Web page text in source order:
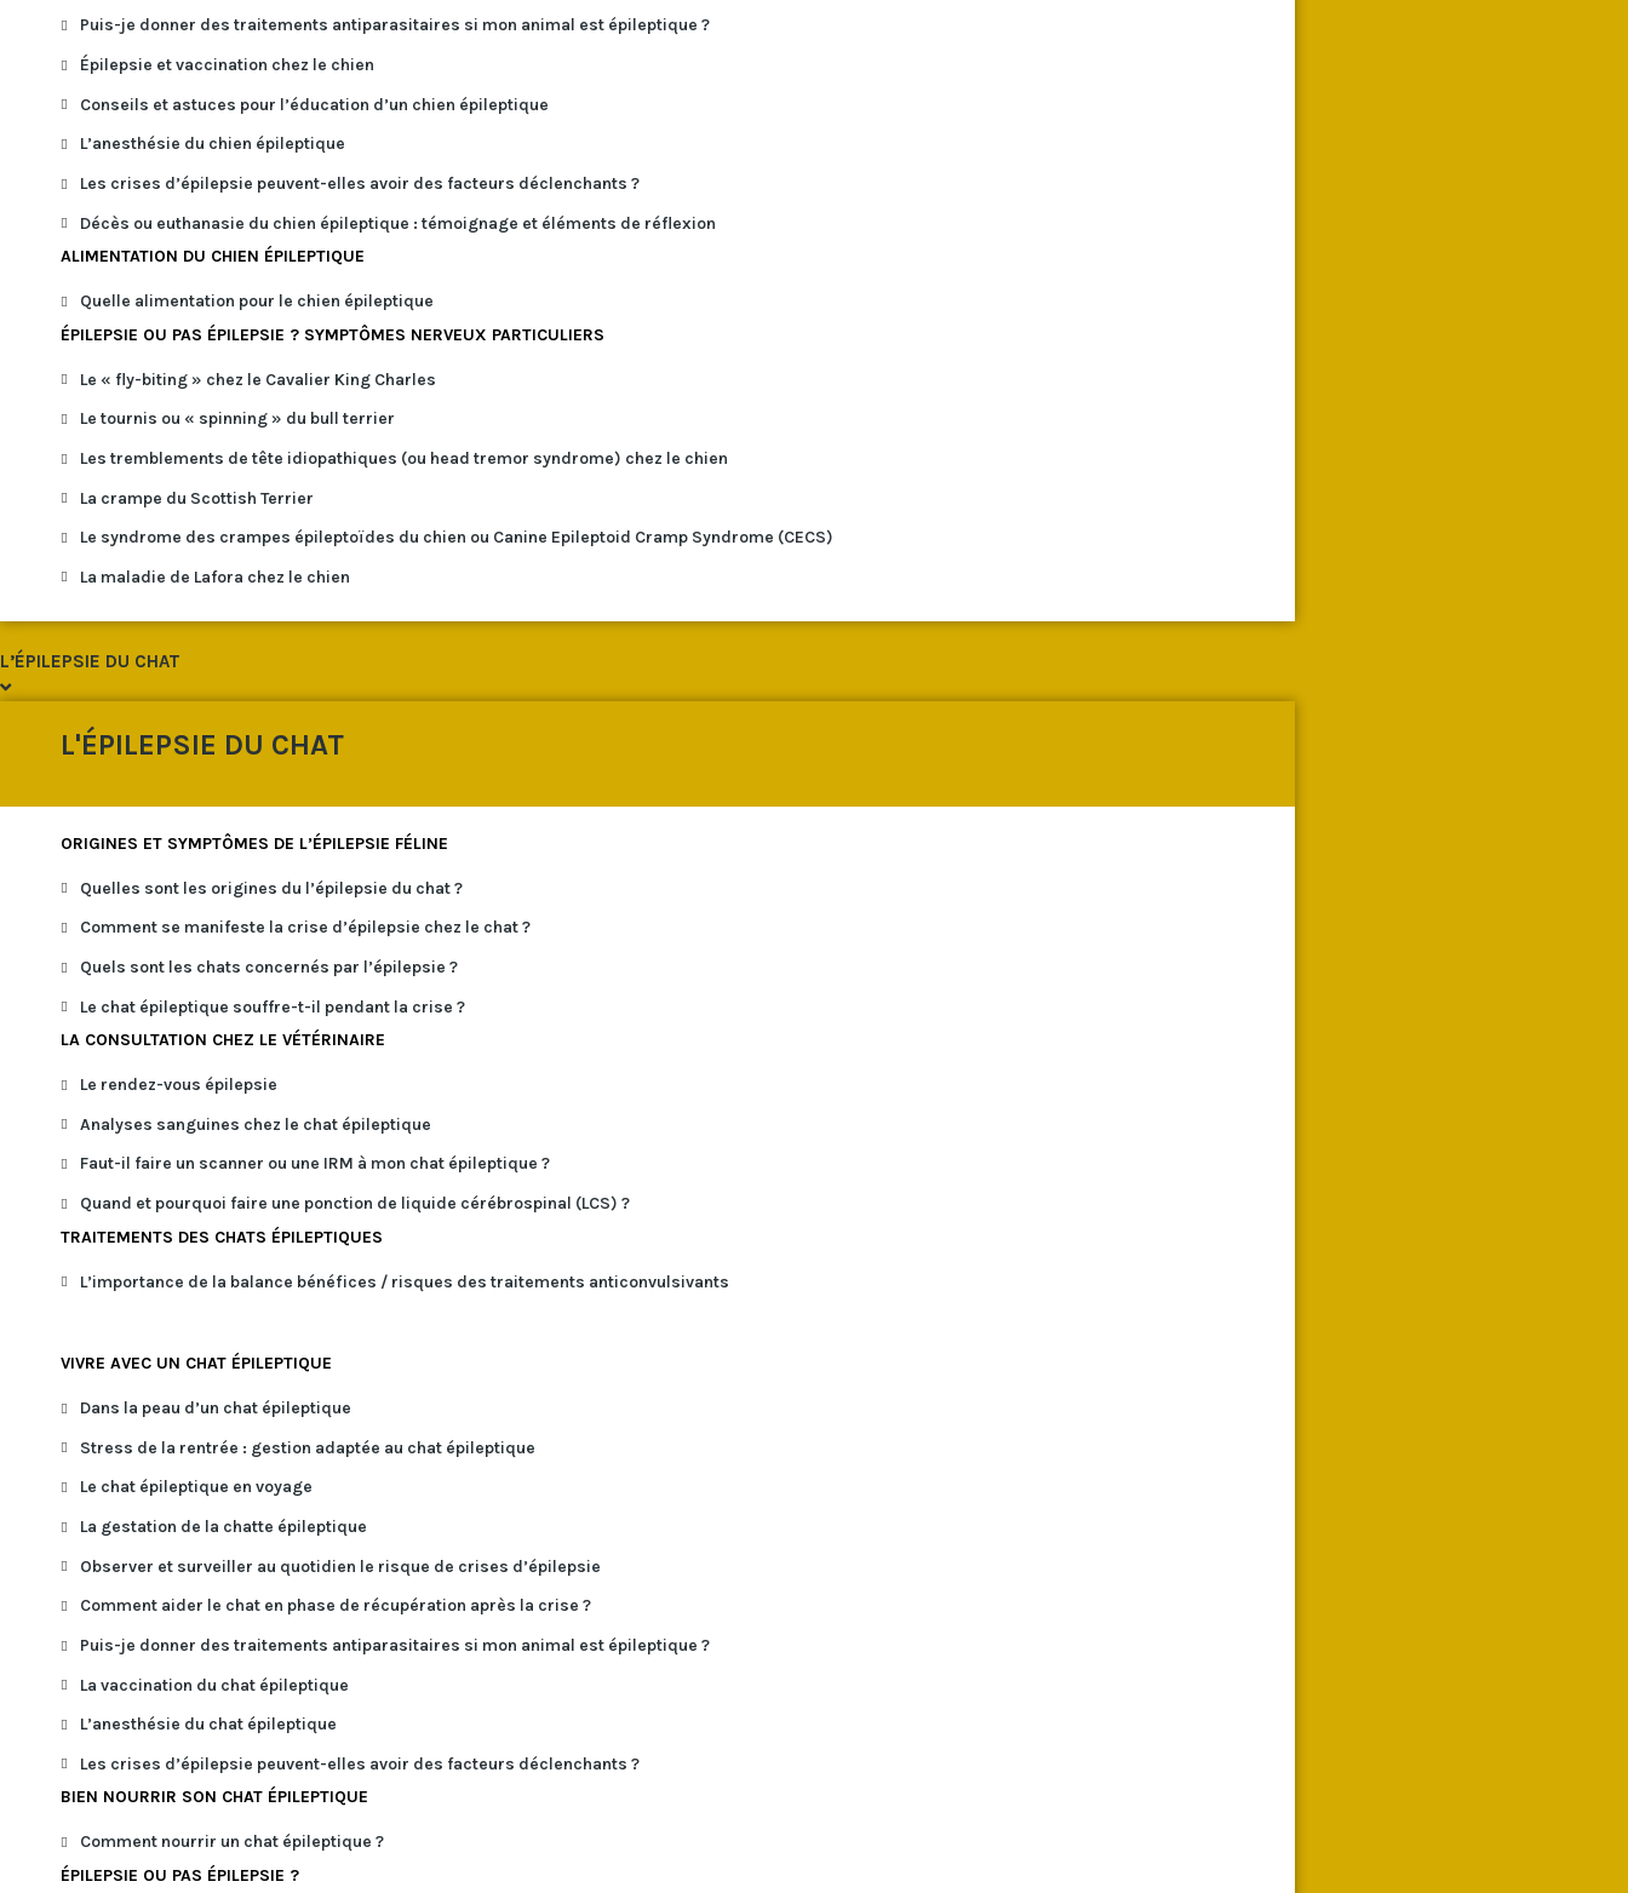
Puis-je donner des traitements antiparasitaires si mon animal est épileptique ?
Épilepsie et vaccination chez le chien
Conseils et astuces pour l’éducation d’un chien épileptique
L’anesthésie du chien épileptique
Les crises d’épilepsie peuvent-elles avoir des facteurs déclenchants ?
Décès ou euthanasie du chien épileptique : témoignage et éléments de réflexion
ALIMENTATION DU CHIEN ÉPILEPTIQUE
Quelle alimentation pour le chien épileptique
ÉPILEPSIE OU PAS ÉPILEPSIE ? SYMPTÔMES NERVEUX PARTICULIERS
Le « fly-biting » chez le Cavalier King Charles
Le tournis ou « spinning » du bull terrier
Les tremblements de tête idiopathiques (ou head tremor syndrome) chez le chien
La crampe du Scottish Terrier
Le syndrome des crampes épileptoïdes du chien ou Canine Epileptoid Cramp Syndrome (CECS)
La maladie de Lafora chez le chien
L’ÉPILEPSIE DU CHAT
L'ÉPILEPSIE DU CHAT
ORIGINES ET SYMPTÔMES DE L’ÉPILEPSIE FÉLINE
Quelles sont les origines du l’épilepsie du chat ?
Comment se manifeste la crise d’épilepsie chez le chat ?
Quels sont les chats concernés par l’épilepsie ?
Le chat épileptique souffre-t-il pendant la crise ?
LA CONSULTATION CHEZ LE VÉTÉRINAIRE
Le rendez-vous épilepsie
Analyses sanguines chez le chat épileptique
Faut-il faire un scanner ou une IRM à mon chat épileptique ?
Quand et pourquoi faire une ponction de liquide cérébrospinal (LCS) ?
TRAITEMENTS DES CHATS ÉPILEPTIQUES
L’importance de la balance bénéfices / risques des traitements anticonvulsivants
VIVRE AVEC UN CHAT ÉPILEPTIQUE
Dans la peau d’un chat épileptique
Stress de la rentrée : gestion adaptée au chat épileptique
Le chat épileptique en voyage
La gestation de la chatte épileptique
Observer et surveiller au quotidien le risque de crises d’épilepsie
Comment aider le chat en phase de récupération après la crise ?
Puis-je donner des traitements antiparasitaires si mon animal est épileptique ?
La vaccination du chat épileptique
L’anesthésie du chat épileptique
Les crises d’épilepsie peuvent-elles avoir des facteurs déclenchants ?
BIEN NOURRIR SON CHAT ÉPILEPTIQUE
Comment nourrir un chat épileptique ?
ÉPILEPSIE OU PAS ÉPILEPSIE ?